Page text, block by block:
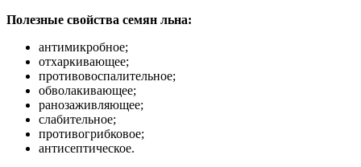
Полезные свойства семян льна:
антимикробное;
отхаркивающее;
противовоспалительное;
обволакивающее;
ранозаживляющее;
слабительное;
противогрибковое;
антисептическое.